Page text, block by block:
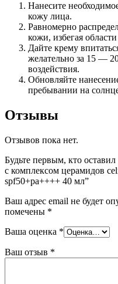
Нанесите
кожу лица.
Равномерно
кожи, избегая области
Дайте крему
желательно за 15 —
воздействия.
Обновляйте
пребывании на
Отзывы
Отзывов пока нет.
Будьте первым, кто
с комплексом церамидов
spf50+pa++++ 40 мл”
Ваш адрес email не будет
помечены *
Ваша оценка *
Ваш отзыв *